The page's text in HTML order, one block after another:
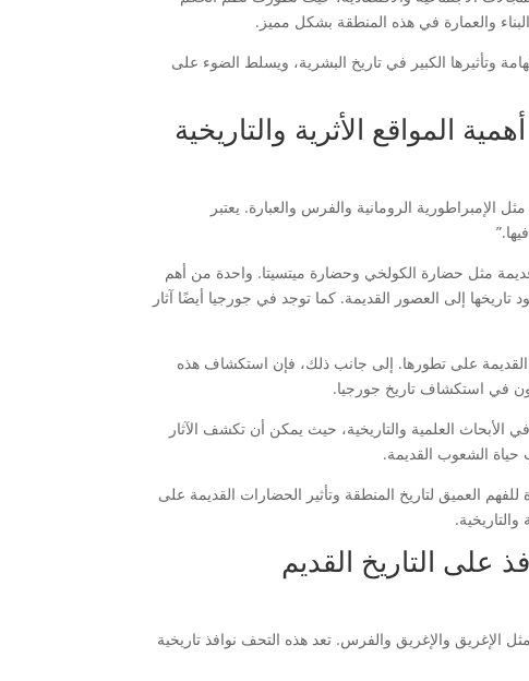
والعمارة في هذه المنطقة بشكل مميز.
وتأثيرها الكبير في تاريخ البشرية، ويسلط الضوء على
المواقع الأثرية والتاريخية
الإمبراطورية الرومانية والفرس والعبارة. يعتبر
مثل حضارة الكولخي وحضارة ميتسيتا. واحدة من أهم
إلى العصور القديمة. كما توجد في جورجيا أيضًا آثار
القديمة على تطورها. إلى جانب ذلك، فإن استكشاف هذه
في استكشاف تاريخ جورجيا.
العلمية والتاريخية، حيث يمكن أن تكشف الآثار
حياة الشعوب القديمة.
العميق لتاريخ المنطقة وتأثير الحضارات القديمة على
على التاريخ القديم
الإغريق والإغريق والفرس. تعد هذه التحف نوافذ تاريخية